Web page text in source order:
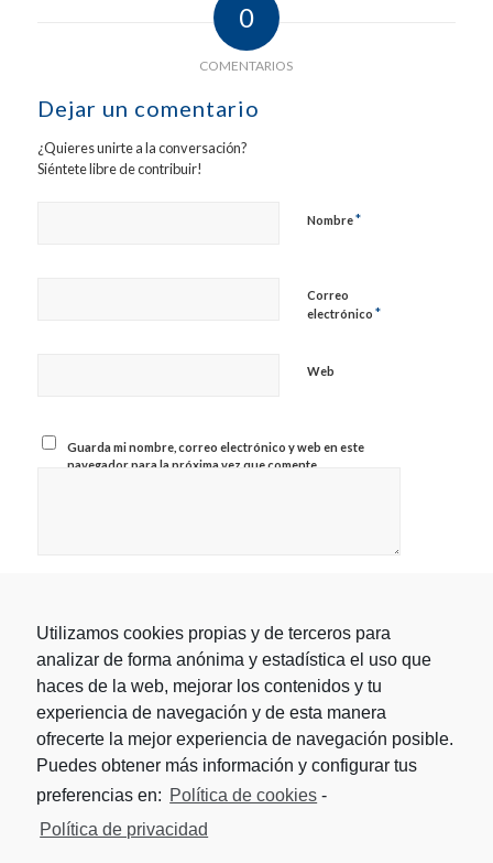
0
COMENTARIOS
Dejar un comentario
¿Quieres unirte a la conversación?
Siéntete libre de contribuir!
Nombre*
Correo
electrónico *
Web
Guarda mi nombre, correo electrónico y web en este
navegador para la próxima vez que comente.
Utilizamos cookies propias y de terceros para
analizar de forma anónima y estadística el uso que
haces de la web, mejorar los contenidos y tu
experiencia de navegación y de esta manera
ofrecerte la mejor experiencia de navegación posible.
Puedes obtener más información y configurar tus
preferencias en: Política de cookies -
Política de privacidad